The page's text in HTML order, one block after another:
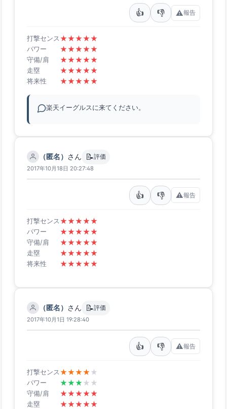
👍 👎 ⚠️報告
打撃センス ★★★★★
パワー ★★★★★
守備/肩 ★★★★★
走塁 ★★★★★
将来性 ★★★★★
楽天イーグルスに来てください。
（匿名） さん 📝評価
2017年10月18日 20:27:48
👍 👎 ⚠️報告
打撃センス ★★★★★
パワー ★★★★★
守備/肩 ★★★★★
走塁 ★★★★★
将来性 ★★★★★
（匿名） さん 📝評価
2017年10月1日 19:28:40
👍 👎 ⚠️報告
打撃センス ★★★★★
パワー ★★★★ ★
守備/肩 ★★★★★
走塁 ★★★★★